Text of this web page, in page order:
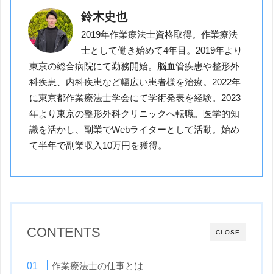
鈴木史也
2019年作業療法士資格取得。作業療法
士として働き始めて4年目。2019年より
東京の総合病院にて勤務開始。脳血管疾患や整形外
科疾患、内科疾患など幅広い患者様を治療。2022年
に東京都作業療法士学会にて学術発表を経験。2023
年より東京の整形外科クリニックへ転職。医学的知
識を活かし、副業でWebライターとして活動。始め
て半年で副業収入10万円を獲得。
CLOSE
CONTENTS
作業療法士の仕事とは